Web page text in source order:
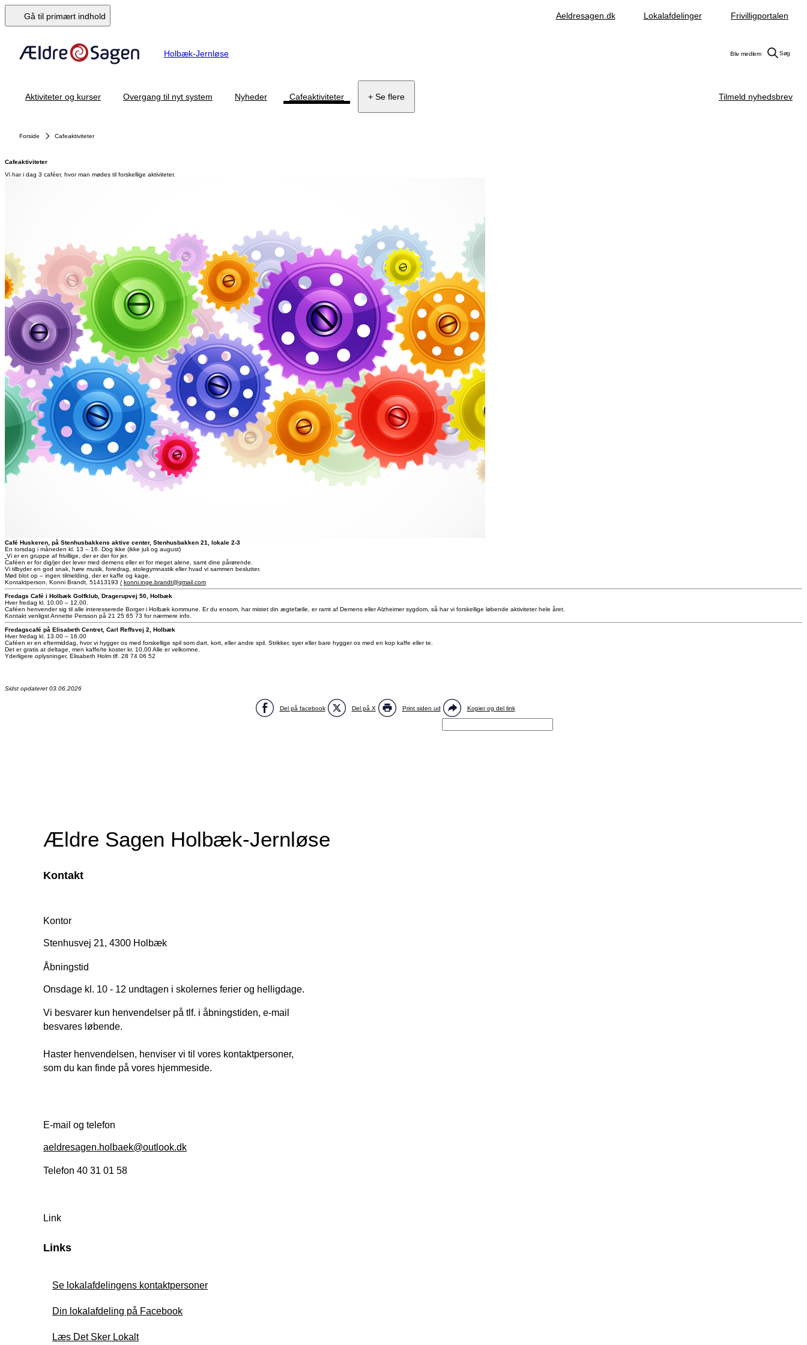
Gå til primært indhold Aeldresagen.dk Lokalafdelinger Frivilligportalen
Holbæk-Jernløse Bliv medlem Søg
Aktiviteter og kurser Overgang til nyt system Nyheder Cafeaktiviteter + Se flere Tilmeld nyhedsbrev
Forside Cafeaktiviteter
Cafeaktiviteter
Vi har i dag 3 caféer, hvor man mødes til forskellige aktiviteter.
Café Huskeren, på Stenhusbakkens aktive center, Stenhusbakken 21, lokale 2-3
En torsdag i måneden kl. 13 – 16. Dog ikke (ikke juli og august)
Vi er en gruppe af frivillige, der er der for jer.
Caféen er for dig/jer der lever med demens eller er for meget alene, samt dine pårørende.
Vi tilbyder en god snak, høre musik, foredrag, stolegymnastik eller hvad vi sammen beslutter.
Mød blot op – ingen tilmelding, der er kaffe og kage.
Kontaktperson, Konni Brandt, 51413193 / konni.inge.brandt@gmail.com
Fredags Café i Holbæk Golfklub, Dragerupvej 50, Holbæk
Hver fredag kl. 10.00 – 12.00.
Caféen henvender sig til alle interesserede Borger i Holbæk kommune. Er du ensom, har mistet din ægtefælle, er ramt af Demens eller Alzheimer sygdom, så har vi forskellige løbende aktiviteter hele året.
Kontakt venligst Annette Persson på 21 25 65 73 for nærmere info.
Fredagscafé på Elisabeth Centret, Carl Reffsvej 2, Holbæk
Hver fredag kl. 13.00 – 16.00
Caféen er en eftermiddag, hvor vi hygger os med forskellige spil som dart, kort, eller andre spil. Strikker, syer eller bare hygger os med en kop kaffe eller te.
Det er gratis at deltage, men kaffe/te koster kr. 10,00 Alle er velkomne.
Yderligere oplysninger, Elisabeth Holm tlf. 28 74 06 52
Sidst opdateret 03.06.2026
Del på facebook Del på X Print siden ud Kopier og del link
Ældre Sagen Holbæk-Jernløse
Kontakt
Kontor
Stenhusvej 21, 4300 Holbæk
Åbningstid
Onsdage kl. 10 - 12 undtagen i skolernes ferier og helligdage.
Vi besvarer kun henvendelser på tlf. i åbningstiden, e-mail
besvares løbende.
Haster henvendelsen, henviser vi til vores kontaktpersoner,
som du kan finde på vores hjemmeside.
E-mail og telefon
aeldresagen.holbaek@outlook.dk
Telefon 40 31 01 58
Link
Links
Se lokalafdelingens kontaktpersoner
Din lokalafdeling på Facebook
Læs Det Sker Lokalt